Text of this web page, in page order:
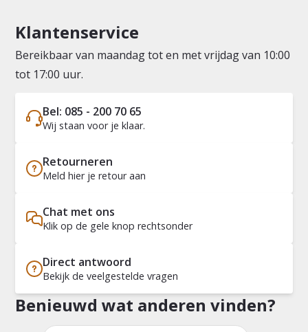
Klantenservice
Bereikbaar van maandag tot en met vrijdag van 10:00
tot 17:00 uur.
Bel: 085 - 200 70 65
Wij staan voor je klaar.
Retourneren
Meld hier je retour aan
Chat met ons
Klik op de gele knop rechtsonder
Direct antwoord
Bekijk de veelgestelde vragen
Benieuwd wat anderen vinden?